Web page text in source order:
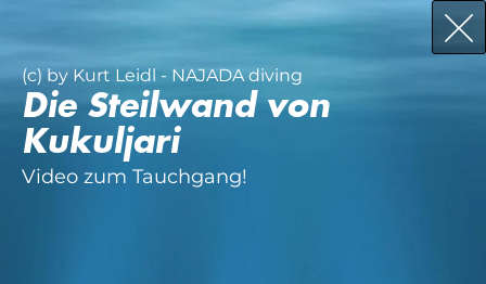
(c) by Kurt Leidl - NAJADA diving
Die Steilwand von
Kukuljari
Video zum Tauchgang!